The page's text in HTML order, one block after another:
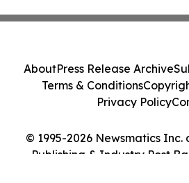
© 1995-2026 Newsmatics
Publishing & Industry Post
AboutPress Release Archive
Terms & Conditions
Privacy Policy